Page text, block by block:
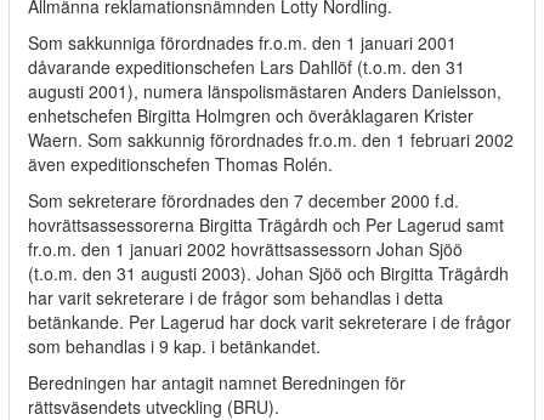
Allmänna reklamationsnämnden Lotty Nordling.
Som sakkunniga förordnades fr.o.m. den 1 januari 2001
dåvarande expeditionschefen Lars Dahllöf (t.o.m. den 31
augusti 2001), numera länspolismästaren Anders Danielsson,
enhetschefen Birgitta Holmgren och överåklagaren Krister
Waern. Som sakkunnig förordnades fr.o.m. den 1 februari 2002
även expeditionschefen Thomas Rolén.
Som sekreterare förordnades den 7 december 2000 f.d.
hovrättsassessorerna Birgitta Trägårdh och Per Lagerud samt
fr.o.m. den 1 januari 2002 hovrättsassessorn Johan Sjöö
(t.o.m. den 31 augusti 2003). Johan Sjöö och Birgitta Trägårdh
har varit sekreterare i de frågor som behandlas i detta
betänkande. Per Lagerud har dock varit sekreterare i de frågor
som behandlas i 9 kap. i betänkandet.
Beredningen har antagit namnet Beredningen för
rättsväsendets utveckling (BRU).